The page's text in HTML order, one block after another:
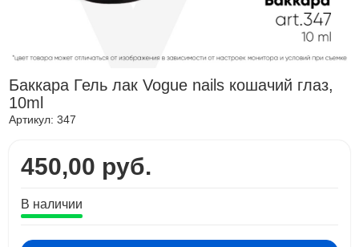
Баккара Гель лак Vogue nails кошачий глаз,
10ml
Артикул:347
450,00 руб.
В наличии